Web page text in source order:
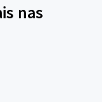
nas